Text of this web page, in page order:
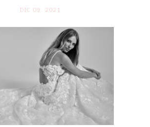
DIC 09. 2021